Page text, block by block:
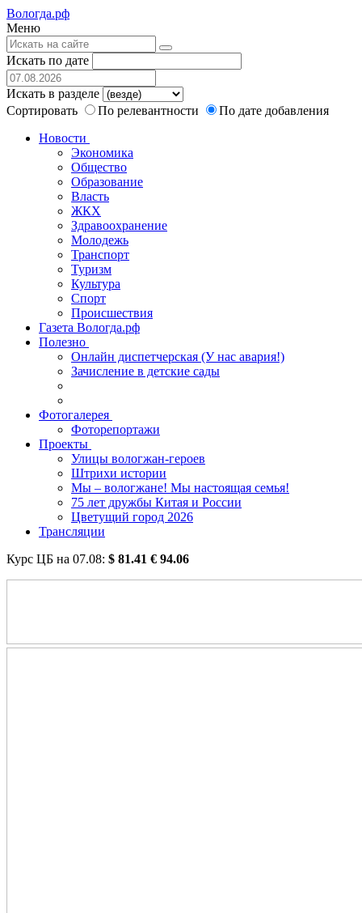
Вологда.рф
Меню
Искать по дате
Искать в разделе
Сортировать
По релевантности
По дате добавления
Новости
Экономика
Общество
Образование
Власть
ЖКХ
Здравоохранение
Молодежь
Транспорт
Туризм
Культура
Спорт
Происшествия
Газета Вологда.рф
Полезно
Онлайн диспетчерская (У нас авария!)
Зачисление в детские сады
Фотогалерея
Фоторепортажи
Проекты
Улицы вологжан-героев
Штрихи истории
Мы – вологжане! Мы настоящая семья!
75 лет дружбы Китая и России
Цветущий город 2026
Трансляции
Курс ЦБ на 07.08: $ 81.41 € 94.06